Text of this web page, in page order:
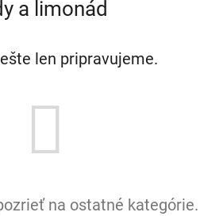
a limonád
len pripravujeme.
na ostatné kategórie.